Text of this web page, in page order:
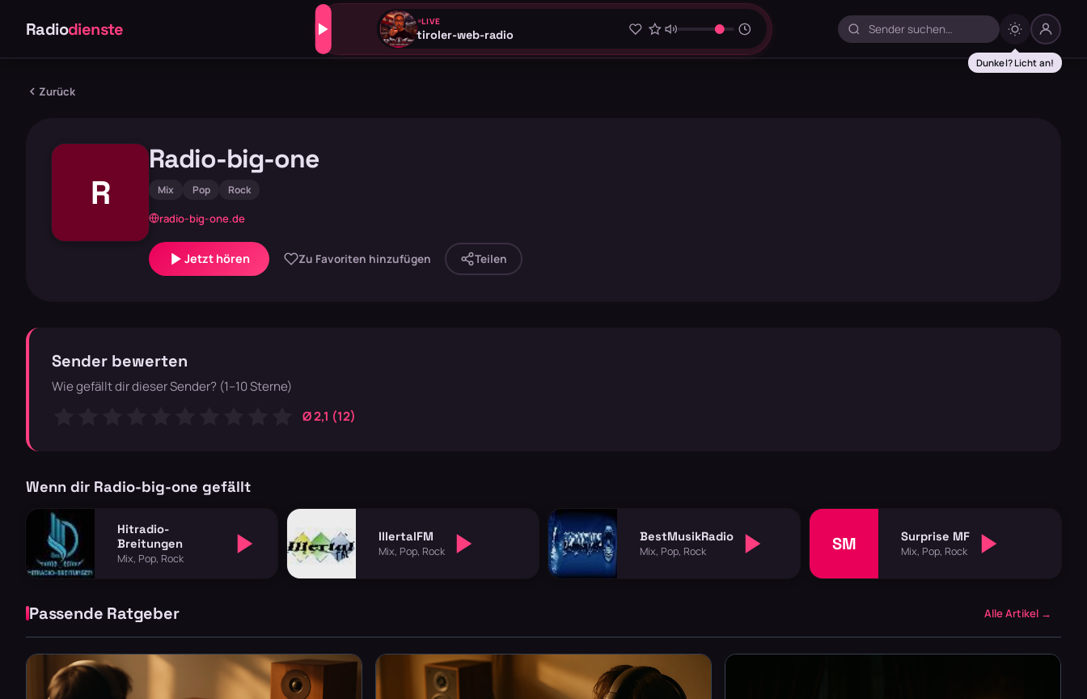
Radiodienste LIVE
tiroler-web-radio
Zurück
R
Radio-big-one
Mix Pop Rock
radio-big-one.de
Jetzt hören Zu Favoriten hinzufügen Teilen
Sender bewerten
Wie gefällt dir dieser Sender? (1–10 Sterne)
Ø 2,1 (12)
Wenn dir Radio-big-one gefällt
Hitradio-
Breitungen
Mix, Pop, Rock
IllertalFM
Mix, Pop, Rock
BestMusikRadio
Mix, Pop, Rock SM Surprise MF
Mix, Pop, Rock
Passende Ratgeber Alle Artikel →